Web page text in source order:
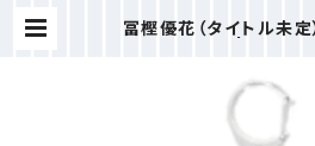
冨樫優花（タイトル未定